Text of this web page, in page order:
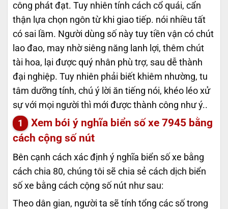
công phát đạt. Tuy nhiên tính cách cổ quái, cẩn
thận lựa chọn ngôn từ khi giao tiếp. nói nhiều tất
có sai lầm. Người dùng số này tuy tiền vận có chút
lao đao, may nhờ siêng năng lanh lợi, thêm chút
tài hoa, lại được quý nhân phù trợ, sau dễ thành
đại nghiệp. Tuy nhiên phải biết khiêm nhường, tu
tâm dưỡng tính, chú ý lời ăn tiếng nói, khéo léo xử
sự với mọi người thì mới được thành công như ý..
Xem bói ý nghĩa biển số xe 7945 bằng
cách cộng số nút
Bên cạnh cách xác định ý nghĩa biển số xe bằng
cách chia 80, chúng tôi sẽ chia sẻ cách dịch biển
số xe bằng cách cộng số nút như sau:
Theo dân gian, người ta sẽ tính tổng các số trong